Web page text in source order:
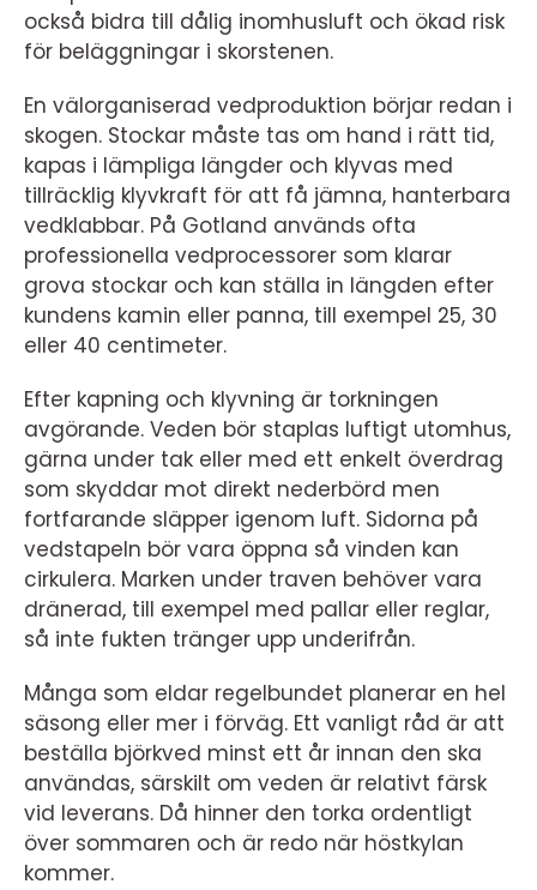
också bidra till dålig inomhusluft och ökad risk
för beläggningar i skorstenen.
En välorganiserad vedproduktion börjar redan i
skogen. Stockar måste tas om hand i rätt tid,
kapas i lämpliga längder och klyvas med
tillräcklig klyvkraft för att få jämna, hanterbara
vedklabbar. På Gotland används ofta
professionella vedprocessorer som klarar
grova stockar och kan ställa in längden efter
kundens kamin eller panna, till exempel 25, 30
eller 40 centimeter.
Efter kapning och klyvning är torkningen
avgörande. Veden bör staplas luftigt utomhus,
gärna under tak eller med ett enkelt överdrag
som skyddar mot direkt nederbörd men
fortfarande släpper igenom luft. Sidorna på
vedstapeln bör vara öppna så vinden kan
cirkulera. Marken under traven behöver vara
dränerad, till exempel med pallar eller reglar,
så inte fukten tränger upp underifrån.
Många som eldar regelbundet planerar en hel
säsong eller mer i förväg. Ett vanligt råd är att
beställa björkved minst ett år innan den ska
användas, särskilt om veden är relativt färsk
vid leverans. Då hinner den torka ordentligt
över sommaren och är redo när höstkylan
kommer.